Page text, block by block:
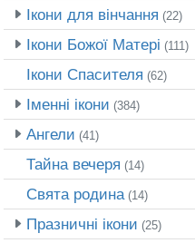
Ікони для вінчання (22)
Ікони Божої Матері (111)
Ікони Спасителя (62)
Іменні ікони (384)
Ангели (41)
Тайна вечеря (14)
Свята родина (14)
Празничні ікони (25)